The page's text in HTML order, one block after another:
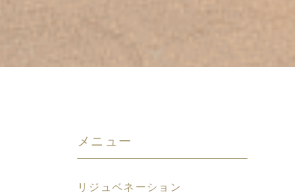
メニュー
リジュベネーション